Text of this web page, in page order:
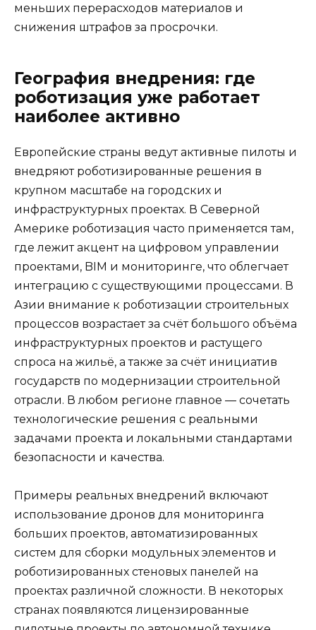
меньших перерасходов материалов и
снижения штрафов за просрочки.
География внедрения: где
роботизация уже работает
наиболее активно
Европейские страны ведут активные пилоты и
внедряют роботизированные решения в
крупном масштабе на городских и
инфраструктурных проектах. В Северной
Америке роботизация часто применяется там,
где лежит акцент на цифровом управлении
проектами, BIM и мониторинге, что облегчает
интеграцию с существующими процессами. В
Азии внимание к роботизации строительных
процессов возрастает за счёт большого объёма
инфраструктурных проектов и растущего
спроса на жильё, а также за счёт инициатив
государств по модернизации строительной
отрасли. В любом регионе главное — сочетать
технологические решения с реальными
задачами проекта и локальными стандартами
безопасности и качества.
Примеры реальных внедрений включают
использование дронов для мониторинга
больших проектов, автоматизированных
систем для сборки модульных элементов и
роботизированных стеновых панелей на
проектах различной сложности. В некоторых
странах появляются лицензированные